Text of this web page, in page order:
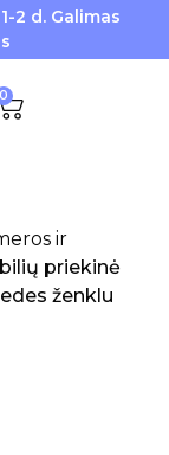
2 d. Galimas
0
ir
priekinė
ženklu